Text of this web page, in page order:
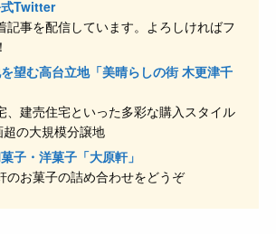
n
a
Twitter
事を配信しています。よろしければフ
望む高台立地「美晴らしの街 木更津千
建売住宅といった多彩な購入スタイル
の大規模分譲地
子・洋菓子「大原軒」
お菓子の詰め合わせをどうぞ